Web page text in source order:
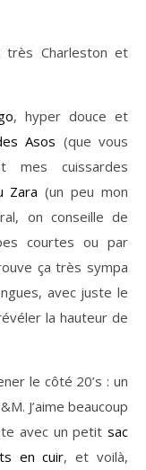
très Charleston et
, hyper douce et
Asos (que vous
mes cuissardes
Zara (un peu mon
on conseille de
courtes ou par
ça très sympa
avec juste le
la hauteur de
le côté 20’s : un
J’aime beaucoup
avec un petit sac
en cuir, et voilà,